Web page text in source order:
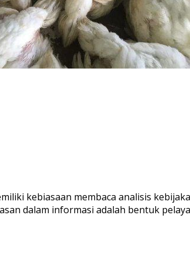
kebiasaan membaca analisis
dalam informasi adalah bentuk